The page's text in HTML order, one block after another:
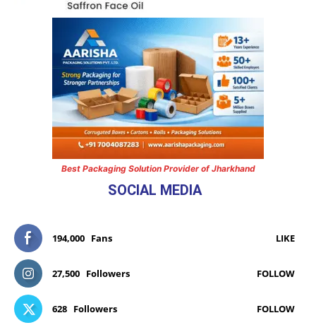
Best Packaging Solution Provider of Jharkhand
SOCIAL MEDIA
194,000 Fans LIKE
27,500 Followers FOLLOW
628 Followers FOLLOW